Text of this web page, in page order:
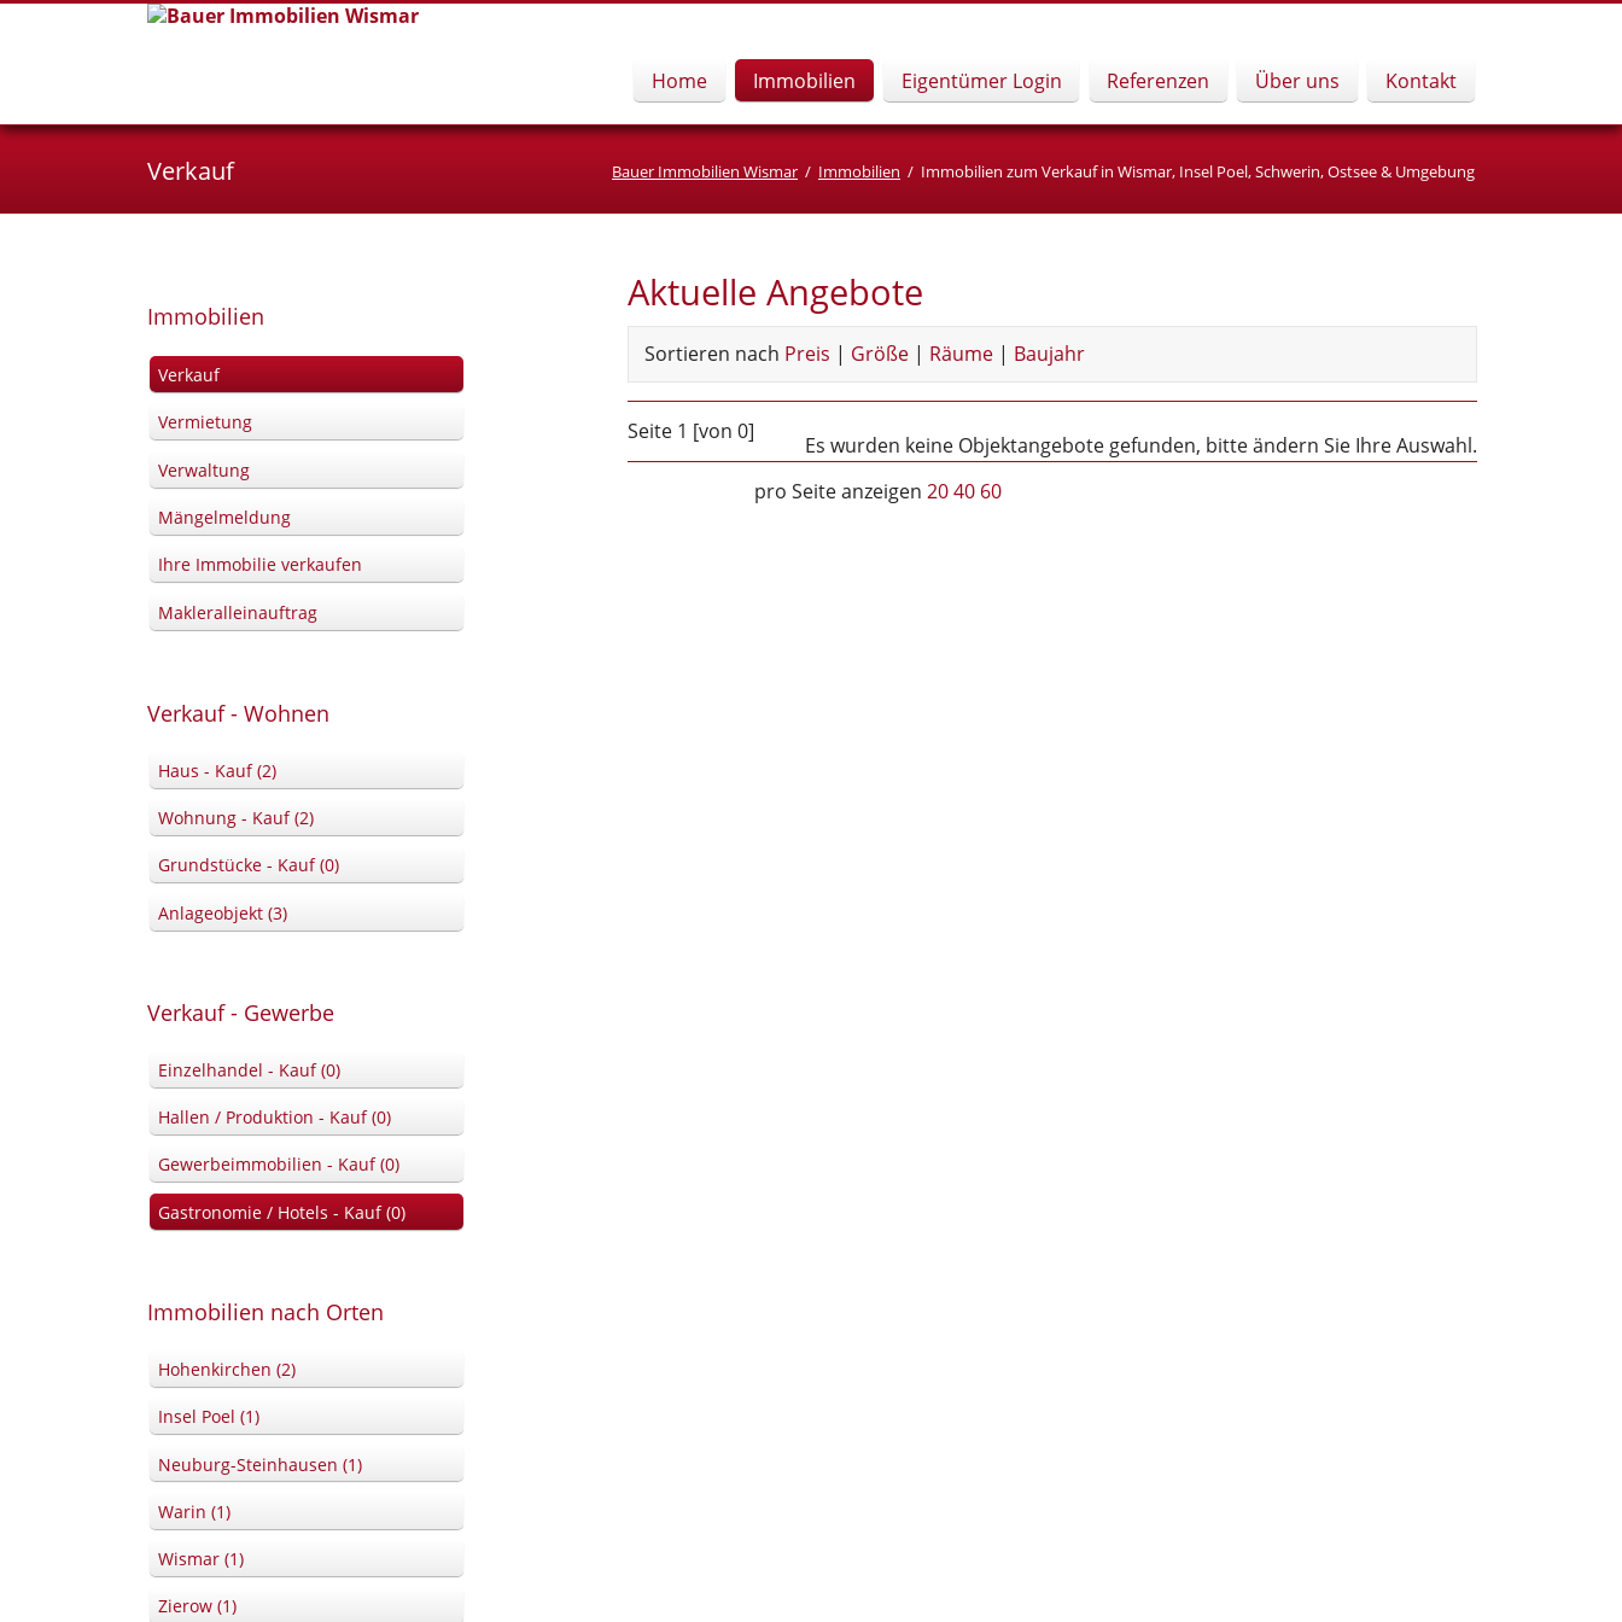
Home Immobilien Eigentümer Login Referenzen Über uns Kontakt
Verkauf Bauer Immobilien Wismar Immobilien Immobilien zum Verkauf in Wismar, Insel Poel, Schwerin, Ostsee & Umgebung
Aktuelle Angebote
Sortieren nach Preis | Größe| Räume| Baujahr
Seite 1 [von 0]
Es wurden keine Objektangebote gefunden, bitte ändern Sie Ihre Auswahl.
pro Seite anzeigen 20 40 60
Navigation
Immobilien
Verkauf
Vermietung
Verwaltung
Mängelmeldung
Ihre Immobilie verkaufen
Makleralleinauftrag
Verkauf - Wohnen
Haus - Kauf (2)
Wohnung - Kauf (2)
Grundstücke - Kauf (0)
Anlageobjekt (3)
Verkauf - Gewerbe
Einzelhandel - Kauf (0)
Hallen / Produktion - Kauf (0)
Gewerbeimmobilien - Kauf (0)
Gastronomie / Hotels - Kauf (0)
Immobilien nach Orten
Hohenkirchen (2)
Insel Poel (1)
Neuburg-Steinhausen (1)
Warin (1)
Wismar (1)
Zierow (1)